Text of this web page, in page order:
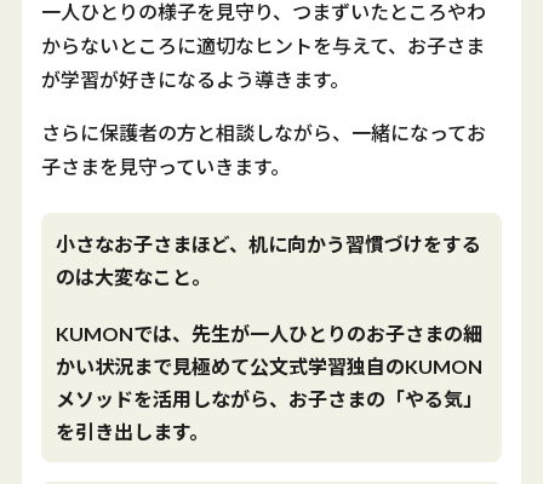
一人ひとりの様子を見守り、つまずいたところやわ
からないところに適切なヒントを与えて、お子さま
が学習が好きになるよう導きます。
さらに保護者の方と相談しながら、一緒になってお
子さまを見守っていきます。
小さなお子さまほど、机に向かう習慣づけをする
のは大変なこと。
KUMONでは、先生が一人ひとりのお子さまの細
かい状況まで見極めて公文式学習独自のKUMON
メソッドを活用しながら、お子さまの「やる気」
を引き出します。